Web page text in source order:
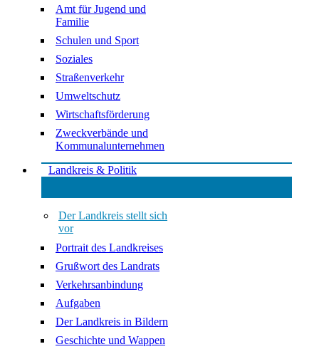
Amt für Jugend und
Familie
Schulen und Sport
Soziales
Straßenverkehr
Umweltschutz
Wirtschaftsförderung
Zweckverbände und
Kommunalunternehmen
Landkreis & Politik
Der Landkreis stellt sich
vor
Portrait des Landkreises
Grußwort des Landrats
Verkehrsanbindung
Aufgaben
Der Landkreis in Bildern
Geschichte und Wappen